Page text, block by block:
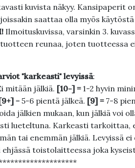
kuvista näkyy. Kansipaperit
saattaa olla myös
Ilmoituskuvissa, varsinkin 3.
reunaa, joten tuotteessa
"karkeasti" levyissä:
mitään jälkiä. [10-] = 1-2 hyvin
= 5-6 pientä jälkeä. [9] = 7-8
jälkien mukaan, kun jälkiä voi
lueteltuna. Karkeasti tarkoittaa,
tai enemmän jälkiä. Levyissä
toistolaitteessa joka